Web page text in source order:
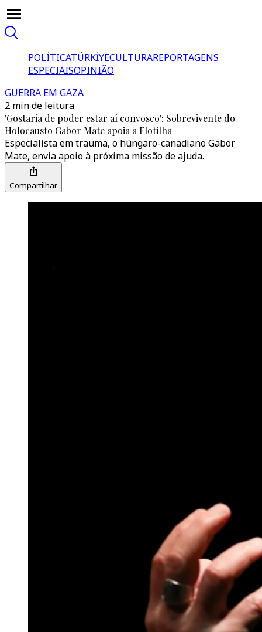
POLÍTICATÜRKİYECULTURAREPORTAGENS
ESPECIAISOPINIÃO
GUERRA EM GAZA
2 min de leitura
'Gostaria de poder estar aí convosco': Sobrevivente do
Holocausto Gabor Mate apoia a Flotilha
Especialista em trauma, o húngaro-canadiano Gabor
Mate, envia apoio à próxima missão de ajuda.
Compartilhar